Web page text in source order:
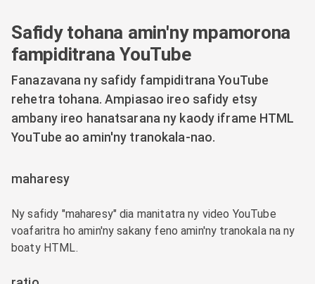
Safidy tohana amin'ny mpamorona
fampiditrana YouTube
Fanazavana ny safidy fampiditrana YouTube
rehetra tohana. Ampiasao ireo safidy etsy
ambany ireo hanatsarana ny kaody iframe HTML
YouTube ao amin'ny tranokala-nao.
maharesy
Ny safidy "maharesy" dia manitatra ny video YouTube
voafaritra ho amin'ny sakany feno amin'ny tranokala na ny
boaty HTML.